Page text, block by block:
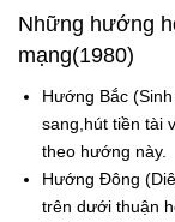
Những hướng
mạng(1980)
Hướng Bắc
sang,hút tiền tài
theo hướng này.
Hướng Đông
trên dưới thuận